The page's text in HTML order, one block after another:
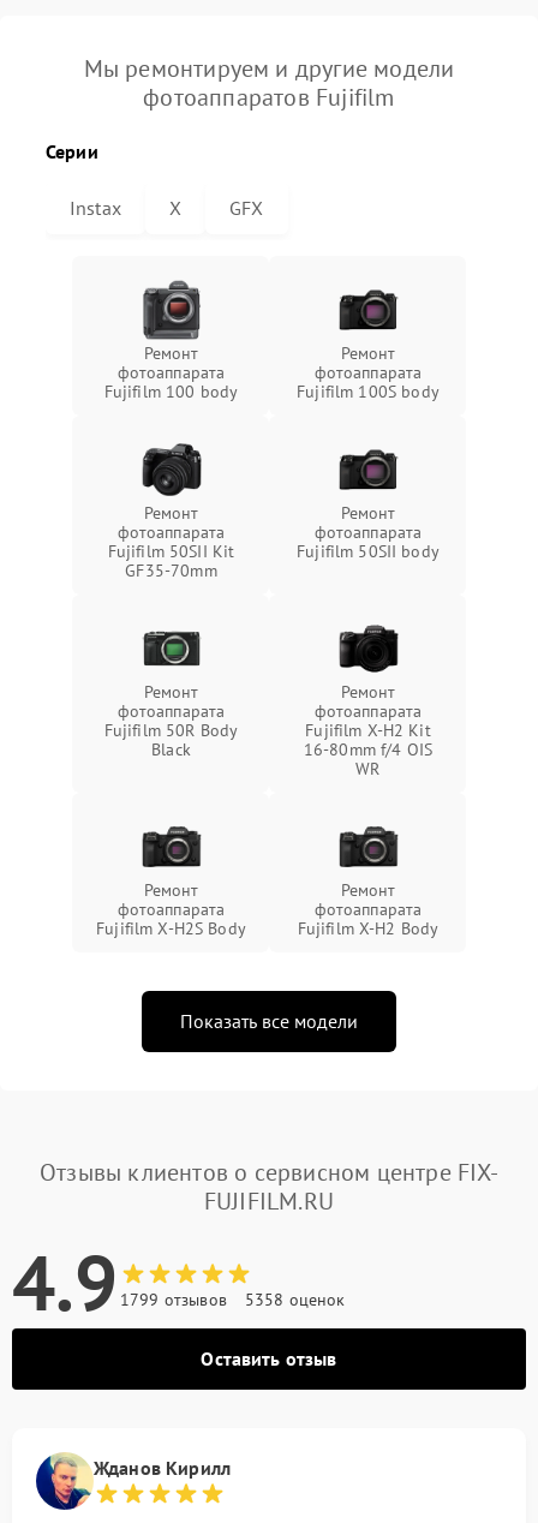
Мы ремонтируем и другие модели
фотоаппаратов Fujifilm
Серии
Instax X GFX
Ремонт
фотоаппарата
Fujifilm 100 body
Ремонт
фотоаппарата
Fujifilm 100S body
Ремонт
фотоаппарата
Fujifilm 50SII Kit
GF35-70mm
Ремонт
фотоаппарата
Fujifilm 50SII body
Ремонт
фотоаппарата
Fujifilm 50R Body
Black
Ремонт
фотоаппарата
Fujifilm X-H2 Kit
16-80mm f/4 OIS
WR
Ремонт
фотоаппарата
Fujifilm X-H2S Body
Ремонт
фотоаппарата
Fujifilm X-H2 Body
Показать все модели
Отзывы клиентов о сервисном центре FIX-
FUJIFILM.RU
4.9 1799 отзывов 5358 оценок
Оставить отзыв
Жданов Кирилл